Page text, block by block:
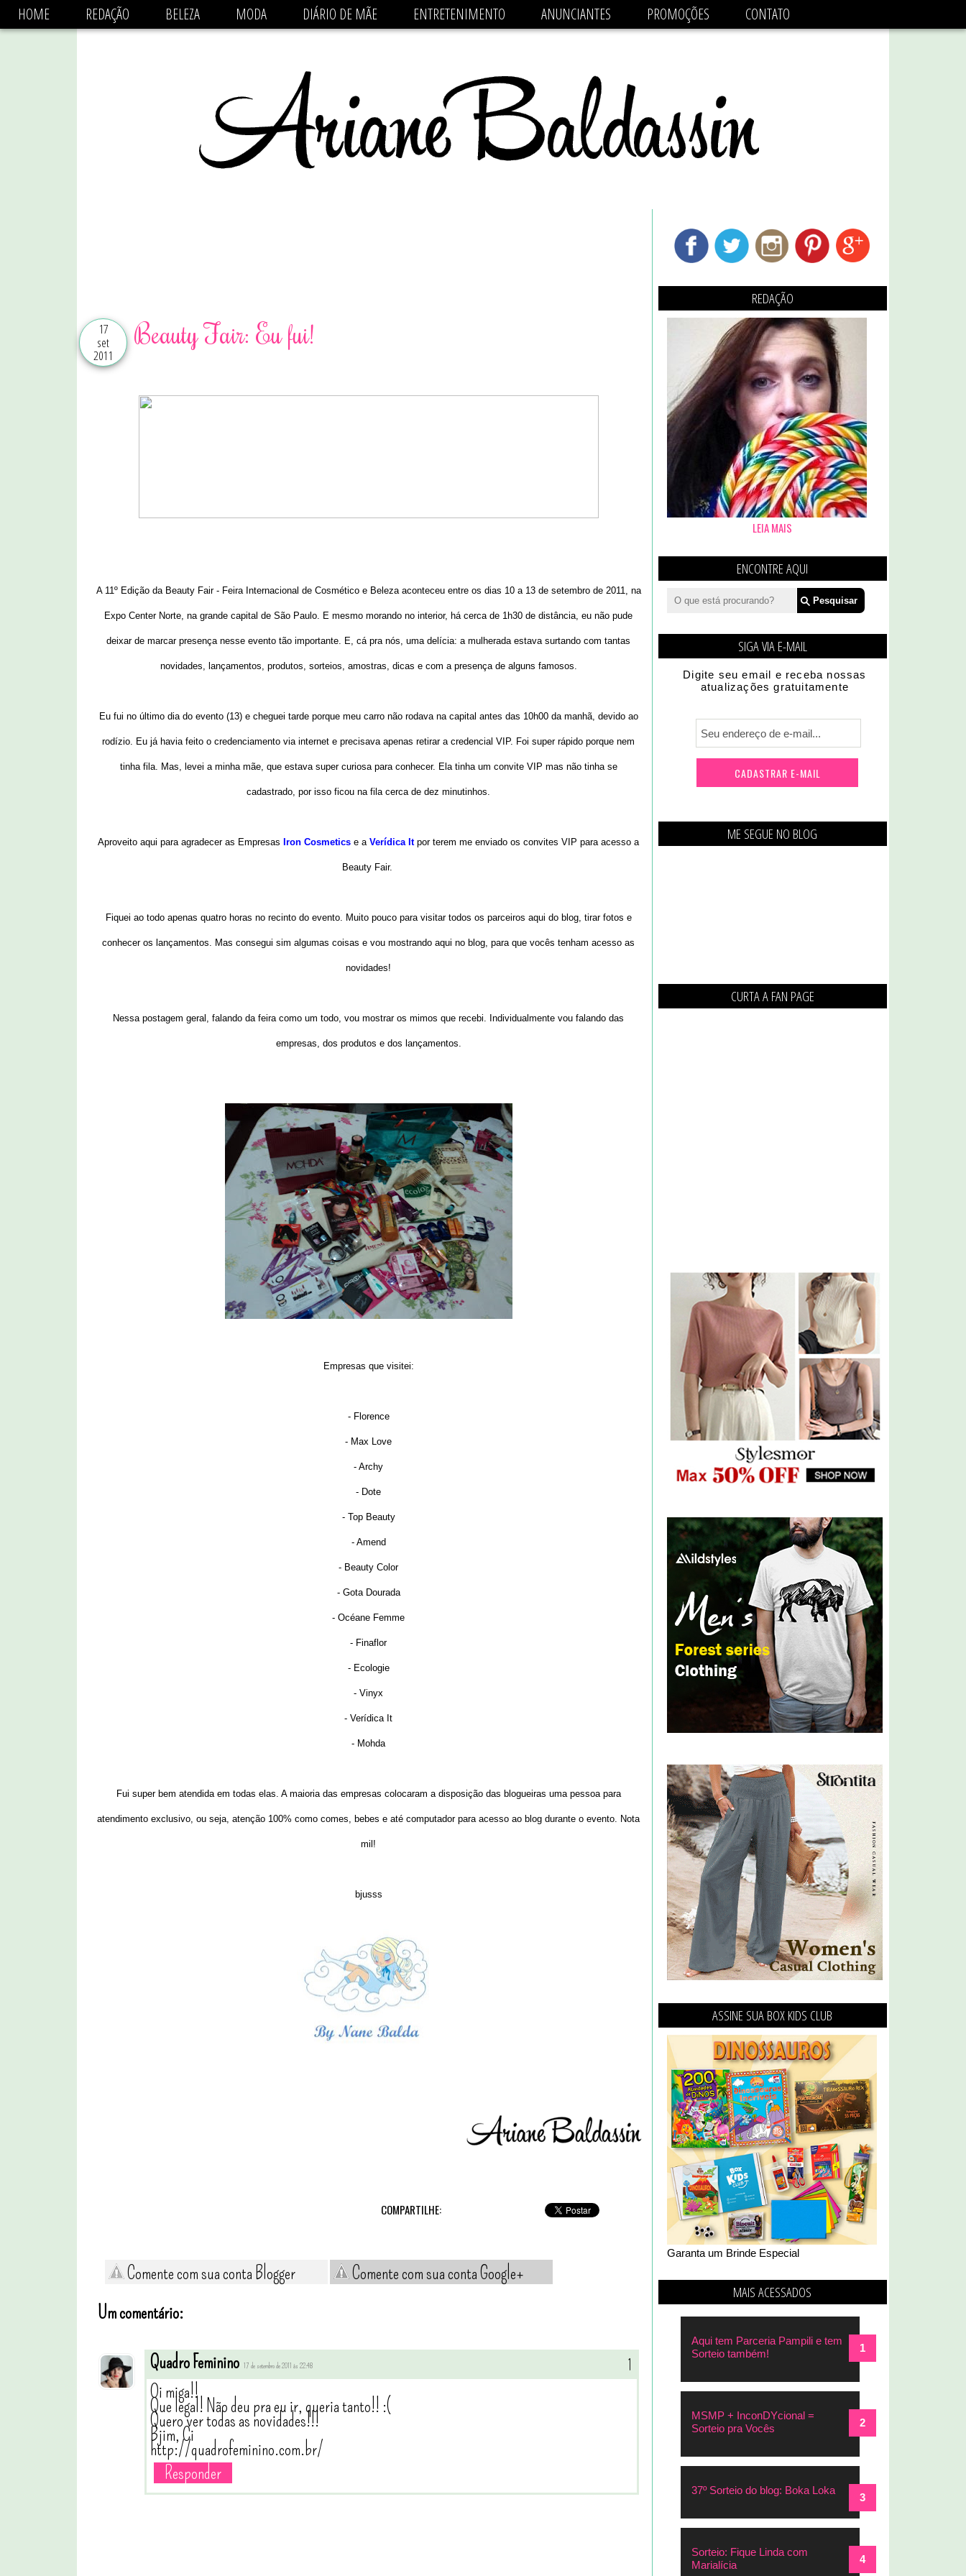
async='async' data-ad-client='ca-pub-1470782825684808' src='https://pagead2.googlesyndication.com/pagead/js/adsbygoogle.js'/>
HOME REDAÇÃO BELEZA MODA DIÁRIO DE MÃE ENTRETENIMENTO ANUNCIANTES PROMOÇÕES CONTATO
17
set
2011
Beauty Fair: Eu fui!
A 11º Edição da Beauty Fair - Feira Internacional de Cosmético e Beleza aconteceu entre os dias 10 a 13 de setembro de 2011, na
Expo Center Norte, na grande capital de São Paulo. E mesmo morando no interior, há cerca de 1h30 de distância, eu não pude
deixar de marcar presença nesse evento tão importante. E, cá pra nós, uma delícia: a mulherada estava surtando com tantas
novidades, lançamentos, produtos, sorteios, amostras, dicas e com a presença de alguns famosos.
Eu fui no último dia do evento (13) e cheguei tarde porque meu carro não rodava na capital antes das 10h00 da manhã, devido ao
rodízio. Eu já havia feito o credenciamento via internet e precisava apenas retirar a credencial VIP. Foi super rápido porque nem
tinha fila. Mas, levei a minha mãe, que estava super curiosa para conhecer. Ela tinha um convite VIP mas não tinha se
cadastrado, por isso ficou na fila cerca de dez minutinhos.
Aproveito aqui para agradecer as Empresas Iron Cosmetics e a Verídica It por terem me enviado os convites VIP para acesso a
Beauty Fair.
Fiquei ao todo apenas quatro horas no recinto do evento. Muito pouco para visitar todos os parceiros aqui do blog, tirar fotos e
conhecer os lançamentos. Mas consegui sim algumas coisas e vou mostrando aqui no blog, para que vocês tenham acesso as
novidades!
Nessa postagem geral, falando da feira como um todo, vou mostrar os mimos que recebi. Individualmente vou falando das
empresas, dos produtos e dos lançamentos.
Empresas que visitei:
- Florence
- Max Love
- Archy
- Dote
- Top Beauty
- Amend
- Beauty Color
- Gota Dourada
- Océane Femme
- Finaflor
- Ecologie
- Vinyx
- Verídica It
- Mohda
Fui super bem atendida em todas elas. A maioria das empresas colocaram a disposição das blogueiras uma pessoa para
atendimento exclusivo, ou seja, atenção 100% como comes, bebes e até computador para acesso ao blog durante o evento. Nota
mil!
bjusss
COMPARTILHE:
Comente com sua conta Blogger
Comente com sua conta Google+
Um comentário:
Quadro Feminino 17 de setembro de 2011 às 22:48
Oi miga!!
Que legal! Não deu pra eu ir, queria tanto!! :(
Quero ver todas as novidades!!!
Bjim, Ci
http://quadrofeminino.com.br/
Responder
REDAÇÃO
LEIA MAIS
ENCONTRE AQUI
SIGA VIA E-MAIL
Digite seu email e receba nossas
atualizações gratuitamente
ME SEGUE NO BLOG
CURTA A FAN PAGE
ASSINE SUA BOX KIDS CLUB
Garanta um Brinde Especial
MAIS ACESSADOS
Aqui tem Parceria Pampili e tem
Sorteio também!
MSMP + InconDYcional =
Sorteio pra Vocês
37º Sorteio do blog: Boka Loka
Sorteio: Fique Linda com
Marialícia